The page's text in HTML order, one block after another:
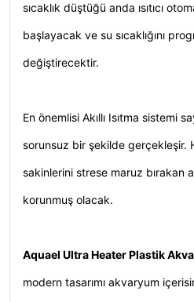
sıcaklık düştüğü anda ısıtıcı
başlayacak ve su sıcaklığını
değiştirecektir.
En önemlisi Akıllı Isıtma sistemi
sorunsuz bir şekilde gerçekleşir.
sakinlerini strese maruz bırakan
korunmuş olacak.
Aquael Ultra Heater Plastik
modern tasarımı akvaryum